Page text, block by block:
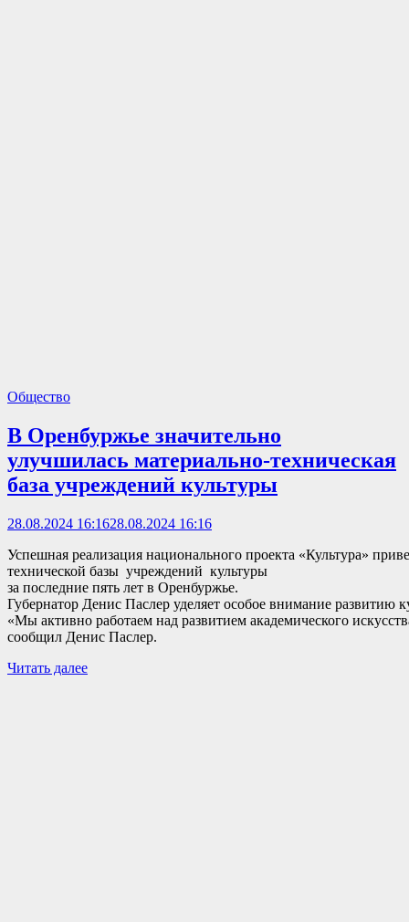
Общество
В Оренбуржье значительно
улучшилась материально-техническая
база учреждений культуры
28.08.2024 16:1628.08.2024 16:16
Успешная реализация национального проекта «Культура»
технической базы учреждений культуры
за последние пять лет в Оренбуржье.
Губернатор Денис Паслер уделяет особое внимание развитию
«Мы активно работаем над развитием академического
сообщил Денис Паслер.
Читать далее